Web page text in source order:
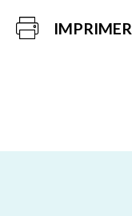
IMPRIMER